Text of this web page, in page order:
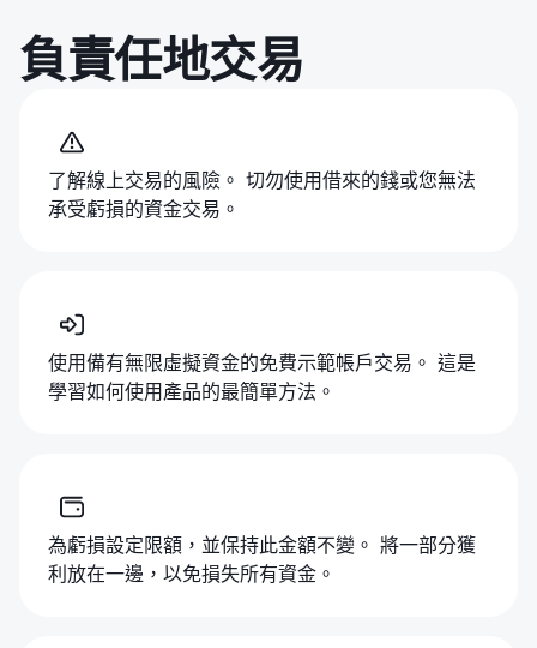
負責任地交易
了解線上交易的風險。 切勿使用借來的錢或您無法
承受虧損的資金交易。
使用備有無限虛擬資金的免費示範帳戶交易。 這是
學習如何使用產品的最簡單方法。
為虧損設定限額，並保持此金額不變。 將一部分獲
利放在一邊，以免損失所有資金。